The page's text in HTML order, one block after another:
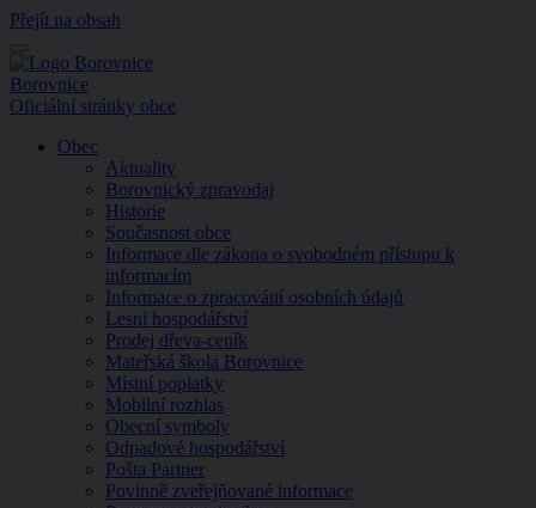
Přejít na obsah
Menu
Borovnice
Oficiální stránky obce
Obec
Aktuality
Borovnický zpravodaj
Historie
Současnost obce
Informace dle zákona o svobodném přístupu k
informacím
Informace o zpracování osobních údajů
Lesní hospodářství
Prodej dřeva-ceník
Mateřská škola Borovnice
Místní poplatky
Mobilní rozhlas
Obecní symboly
Odpadové hospodářství
Pošta Partner
Povinně zveřejňované informace